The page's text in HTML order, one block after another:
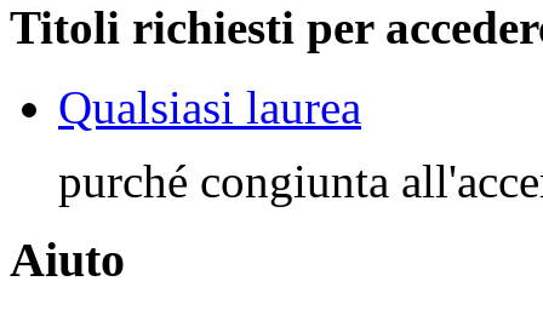
Titoli richiesti per
Qualsiasi laurea
purché congiunta
Aiuto